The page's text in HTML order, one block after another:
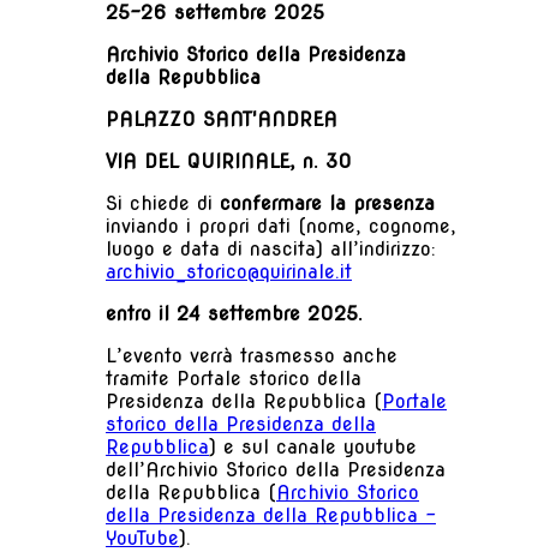
25-26 settembre 2025
Archivio Storico della Presidenza
della Repubblica
PALAZZO SANT'ANDREA
VIA DEL QUIRINALE, n. 30
Si chiede di confermare la presenza
inviando i propri dati (nome, cognome,
luogo e data di nascita) all’indirizzo:
archivio_storico@quirinale.it
entro il 24 settembre 2025.
L’evento verrà trasmesso anche
tramite Portale storico della
Presidenza della Repubblica (Portale
storico della Presidenza della
Repubblica) e sul canale youtube
dell’Archivio Storico della Presidenza
della Repubblica (Archivio Storico
della Presidenza della Repubblica -
YouTube).